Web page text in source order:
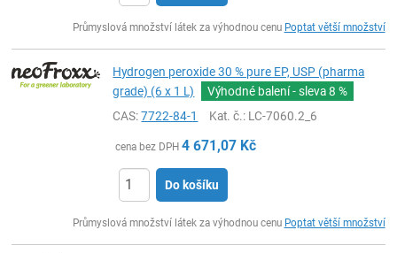
Průmyslová množství látek za výhodnou cenu Poptat větší množství
Hydrogen peroxide 30 % pure EP, USP (pharma
grade) (6 x 1 L)
Výhodné balení - sleva8 %
CAS:7722-84-1 Kat. č.: LC-7060.2_6
cena bez DPH 4 671,07 Kč
Do košíku
Průmyslová množství látek za výhodnou cenu Poptat větší množství